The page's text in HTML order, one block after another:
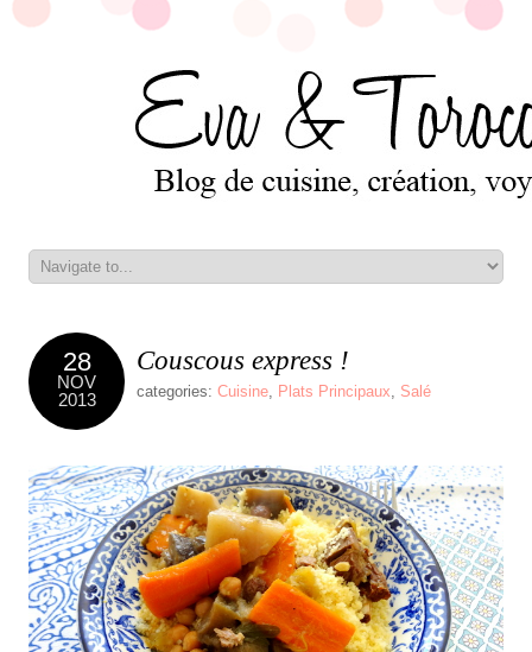
28
NOV
2013
Couscous express !
categories: Cuisine, Plats Principaux, Salé